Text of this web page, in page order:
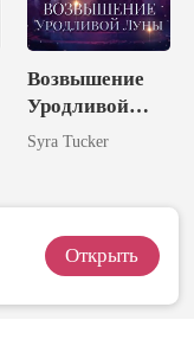
Возвышение
Уродливой
Луны
Syra Tucker
Открыть